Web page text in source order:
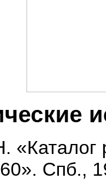
«Каталог
Спб.,